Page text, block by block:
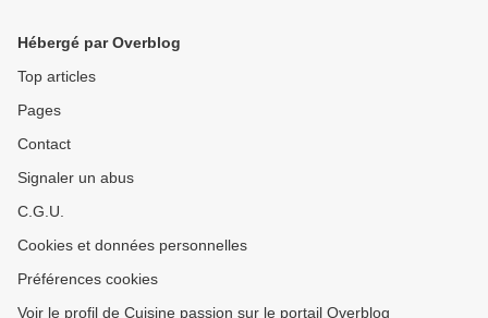
Hébergé par Overblog
Top articles
Pages
Contact
Signaler un abus
C.G.U.
Cookies et données personnelles
Préférences cookies
Voir le profil de Cuisine passion sur le portail Overblog